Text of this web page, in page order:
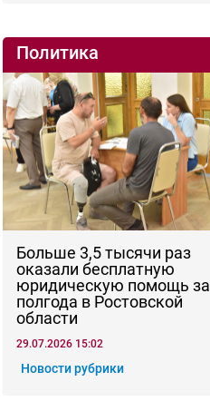
Политика
Больше 3,5 тысячи раз
оказали бесплатную
юридическую помощь за
полгода в Ростовской
области
29.07.2026 15:02
Новости рубрики